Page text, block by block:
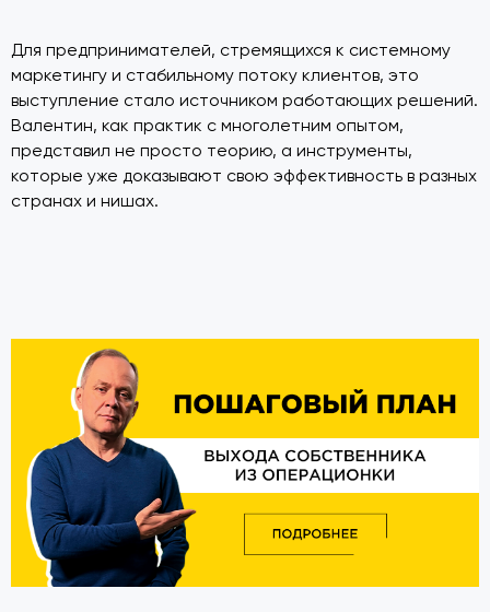
Для предпринимателей, стремящихся к системному
маркетингу и стабильному потоку клиентов, это
выступление стало источником работающих решений.
Валентин, как практик с многолетним опытом,
представил не просто теорию, а инструменты,
которые уже доказывают свою эффективность в разных
странах и нишах.